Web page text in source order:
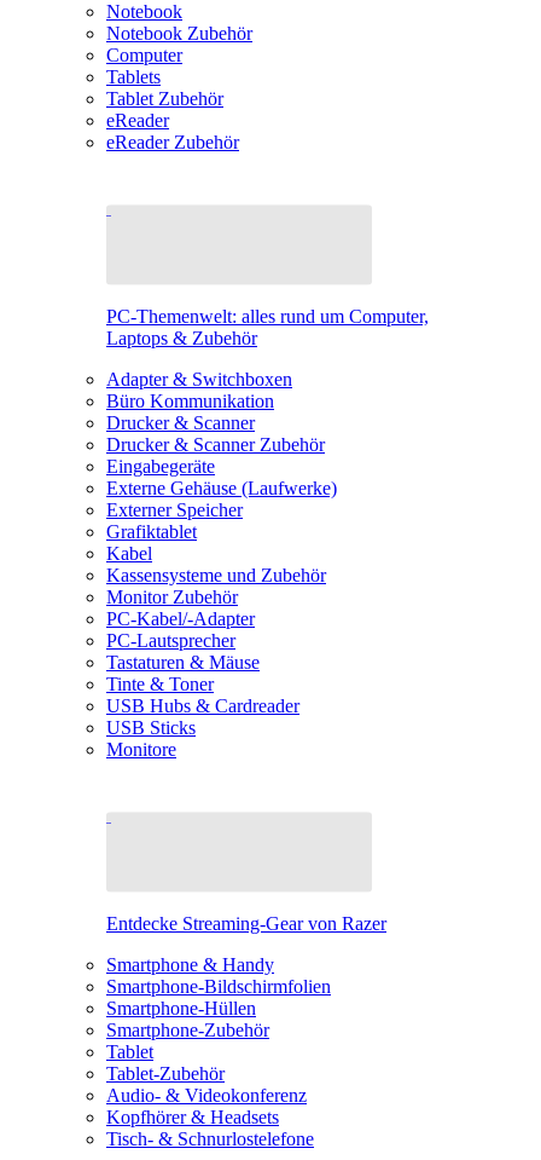
Notebook
Notebook Zubehör
Computer
Tablets
Tablet Zubehör
eReader
eReader Zubehör
PC-Themenwelt: alles rund um Computer,
Laptops & Zubehör
Adapter & Switchboxen
Büro Kommunikation
Drucker & Scanner
Drucker & Scanner Zubehör
Eingabegeräte
Externe Gehäuse (Laufwerke)
Externer Speicher
Grafiktablet
Kabel
Kassensysteme und Zubehör
Monitor Zubehör
PC-Kabel/-Adapter
PC-Lautsprecher
Tastaturen & Mäuse
Tinte & Toner
USB Hubs & Cardreader
USB Sticks
Monitore
Entdecke Streaming-Gear von Razer
Smartphone & Handy
Smartphone-Bildschirmfolien
Smartphone-Hüllen
Smartphone-Zubehör
Tablet
Tablet-Zubehör
Audio- & Videokonferenz
Kopfhörer & Headsets
Tisch- & Schnurlostelefone